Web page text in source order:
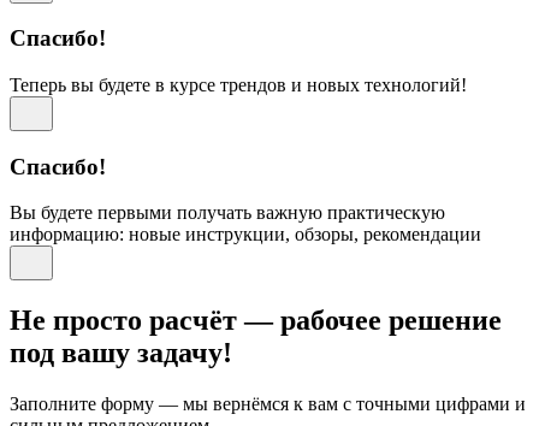
Спасибо!
Теперь вы будете в курсе трендов и новых технологий!
Спасибо!
Вы будете первыми получать важную практическую
информацию: новые инструкции, обзоры, рекомендации
Не просто расчёт — рабочее решение
под вашу задачу!
Заполните форму — мы вернёмся к вам с точными цифрами и